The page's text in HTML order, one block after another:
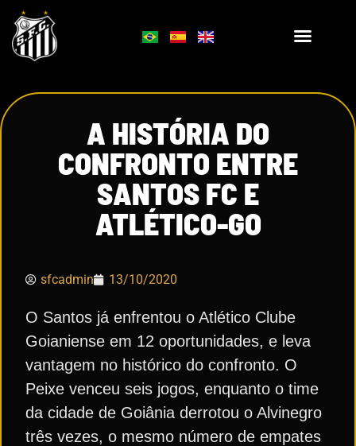
A HISTÓRIA DO
CONFRONTO ENTRE
SANTOS FC E
ATLÉTICO-GO
sfcadmin 13/10/2020
O Santos já enfrentou o Atlético Clube
Goianiense em 12 oportunidades, e leva
vantagem no histórico do confronto. O
Peixe venceu seis jogos, enquanto o time
da cidade de Goiânia derrotou o Alvinegro
três vezes, o mesmo número de empates